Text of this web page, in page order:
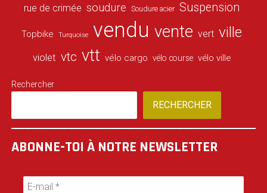
rue de crimée soudure Soudure acier Suspension
Topbike Turquoise vendu vente vert ville
violet vtc vtt vélo cargo vélo course vélo ville
Rechercher
RECHERCHER
ABONNE-TOI À NOTRE NEWSLETTER